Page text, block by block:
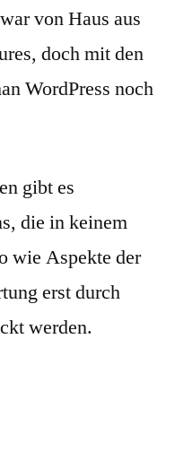
von Haus aus
doch mit den
WordPress noch
gibt es
die in keinem
wie Aspekte der
erst durch
werden.